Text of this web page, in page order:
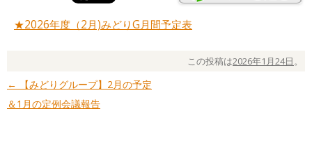
★2026年度（2月)みどりG月間予定表
この投稿は2026年1月24日 。
投稿ナビゲーション
←
【みどりグループ】2月の予定
＆1月の定例会議報告